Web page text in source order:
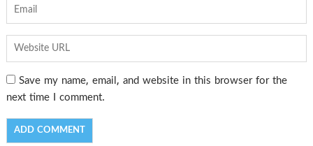
Save my name, email, and website in this browser for the
next time I comment.